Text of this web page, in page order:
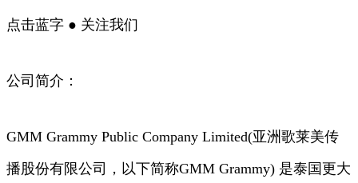
点击蓝字 ● 关注我们
公司简介：
GMM Grammy Public Company Limited(亚洲歌莱美传
播股份有限公司，以下简称GMM Grammy) 是泰国更大